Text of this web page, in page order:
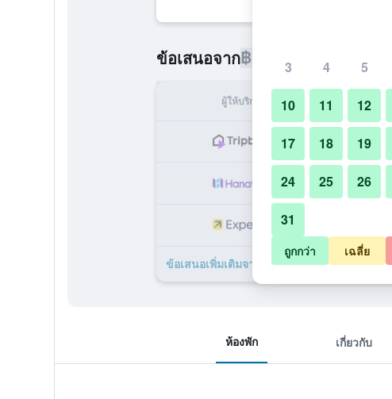
ข้อเสนอจาก฿1,997
ผู้ให้บริการ ทั้งหมด (ต่อ
฿1,997
฿3,631
ข้อเสนอเพิ่มเติมจาก ซานวอนท์เรสซิเดนเซส ไท
ห้องพัก เกี่ยวกับ
3 4 5
10 11 12
17 18 19
24 25 26
31
ถูกกว่า เฉลี่ย